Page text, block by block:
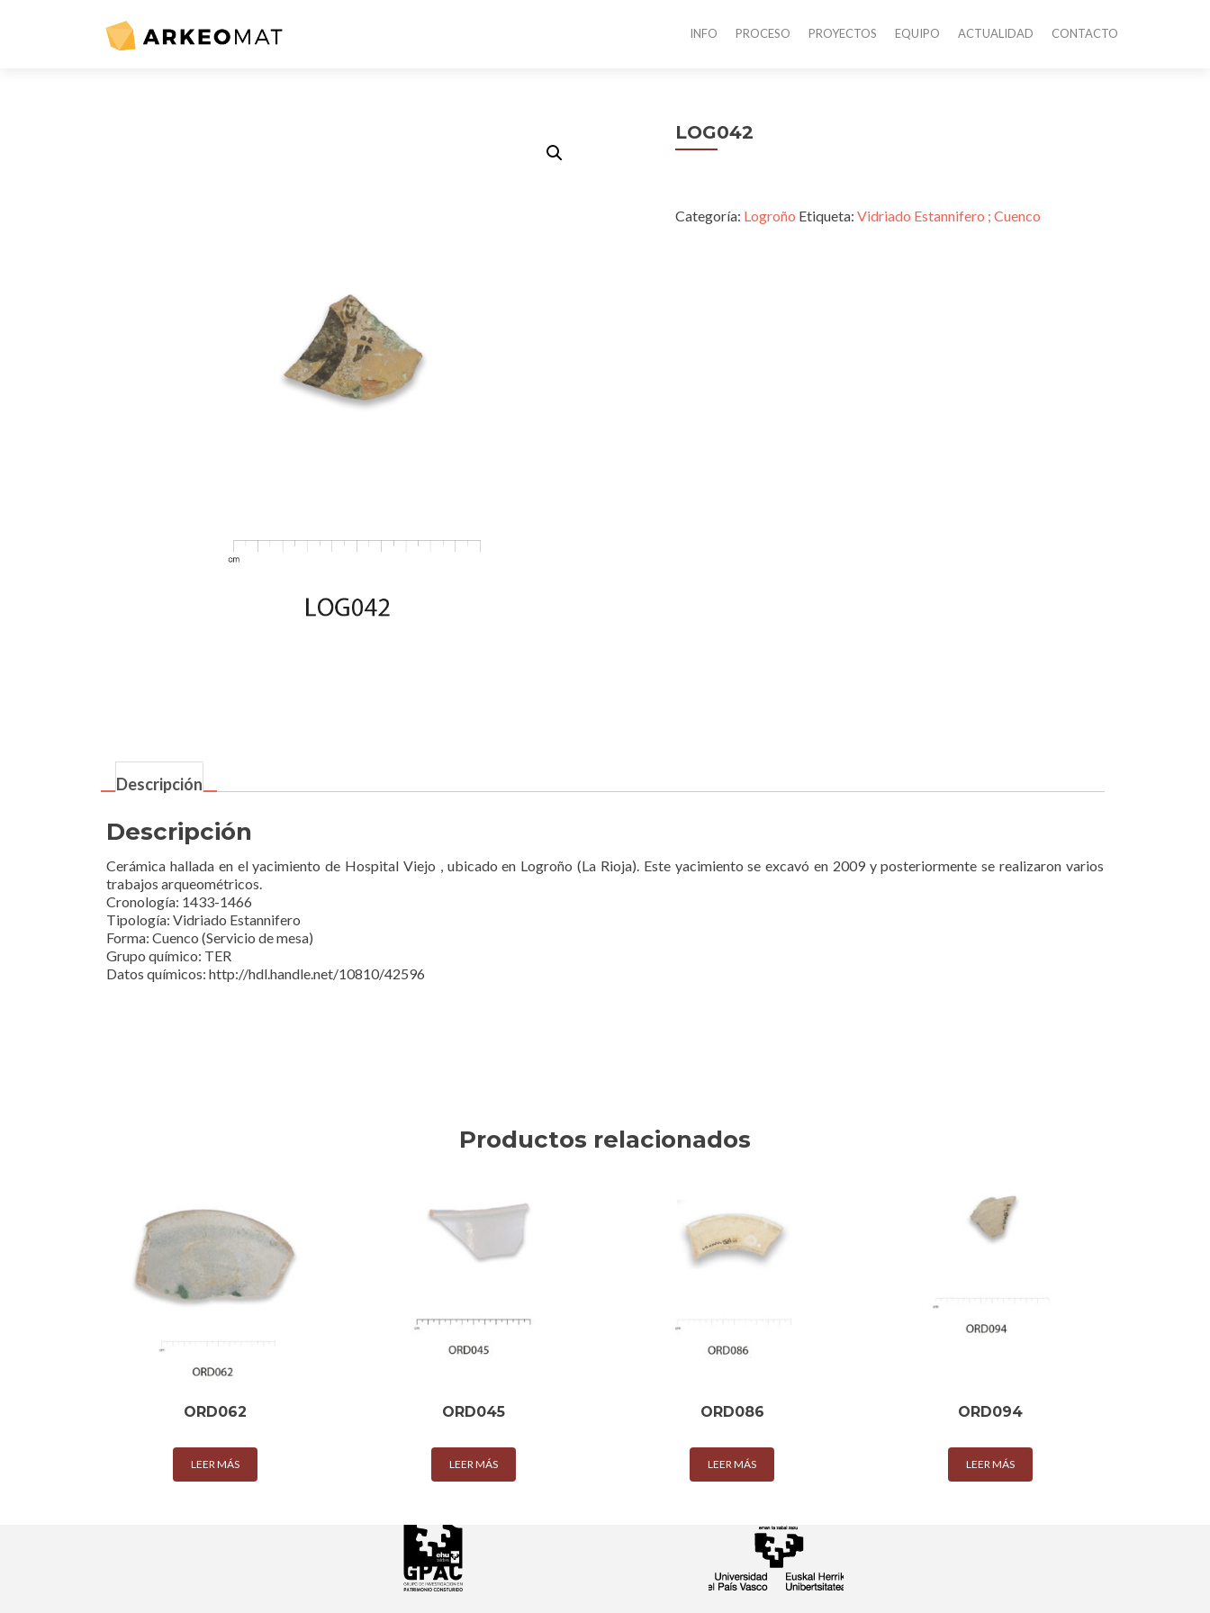
INFO PROCESO PROYECTOS EQUIPO ACTUALIDAD CONTACTO
LOG042
Categoría: Logroño Etiqueta: Vidriado Estannifero ; Cuenco
Descripción
Descripción
Cerámica hallada en el yacimiento de Hospital Viejo , ubicado en Logroño (La Rioja). Este yacimiento se excavó en 2009 y posteriormente se realizaron varios
trabajos arqueométricos.
Cronología: 1433-1466
Tipología: Vidriado Estannifero
Forma: Cuenco (Servicio de mesa)
Grupo químico: TER
Datos químicos: http://hdl.handle.net/10810/42596
Productos relacionados
ORD062
LEER MÁS
ORD045
LEER MÁS
ORD086
LEER MÁS
ORD094
LEER MÁS